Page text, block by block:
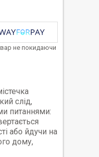
не покидаючи
слід,
питаннями:
або йдучи на
дому,